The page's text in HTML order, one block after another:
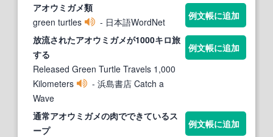
アオウミガメ類
green turtles
- 日本語WordNet
例文帳に追加
放流されたアオウミガメが1000キロ旅
する
Released Green Turtle Travels 1,000
Kilometers
- 浜島書店 Catch a
Wave
例文帳に追加
通常アオウミガメの肉でできているス
ープ
例文帳に追加